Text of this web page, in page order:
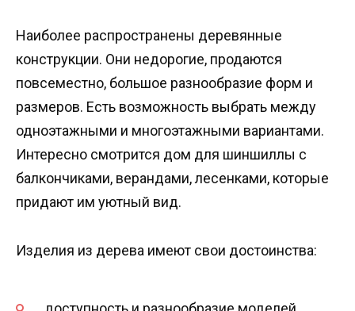
Наиболее распространены деревянные
конструкции. Они недорогие, продаются
повсеместно, большое разнообразие форм и
размеров. Есть возможность выбрать между
одноэтажными и многоэтажными вариантами.
Интересно смотрится дом для шиншиллы с
балкончиками, верандами, лесенками, которые
придают им уютный вид.
Изделия из дерева имеют свои достоинства: